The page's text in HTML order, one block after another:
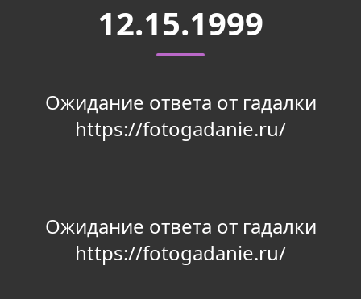
12.15.1999
Ожидание ответа от гадалки
https://fotogadanie.ru/
Ожидание ответа от гадалки
https://fotogadanie.ru/